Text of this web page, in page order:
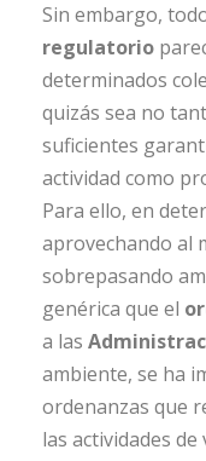
Sin embargo,
regulatorio
determinados
quizás sea no
suficientes
actividad como
Para ello, en
aprovechando al
sobrepasando
genérica que el
a las
ambiente, se ha
ordenanzas que
las actividades